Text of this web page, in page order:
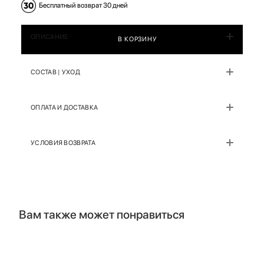
Бесплатный возврат 30 дней
В КОРЗИНУ
ОПИСАНИЕ
СОСТАВ | УХОД
ОПЛАТА И ДОСТАВКА
УСЛОВИЯ ВОЗВРАТА
Вам также может понравиться